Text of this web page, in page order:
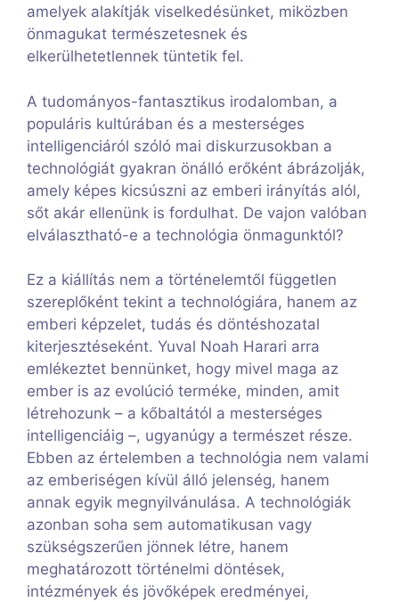
amelyek alakítják viselkedésünket, miközben
önmagukat természetesnek és
elkerülhetetlennek tüntetik fel.
A tudományos-fantasztikus irodalomban, a
populáris kultúrában és a mesterséges
intelligenciáról szóló mai diskurzusokban a
technológiát gyakran önálló erőként ábrázolják,
amely képes kicsúszni az emberi irányítás alól,
sőt akár ellenünk is fordulhat. De vajon valóban
elválasztható-e a technológia önmagunktól?
Ez a kiállítás nem a történelemtől független
szereplőként tekint a technológiára, hanem az
emberi képzelet, tudás és döntéshozatal
kiterjesztéseként. Yuval Noah Harari arra
emlékeztet bennünket, hogy mivel maga az
ember is az evolúció terméke, minden, amit
létrehozunk – a kőbaltától a mesterséges
intelligenciáig –, ugyanúgy a természet része.
Ebben az értelemben a technológia nem valami
az emberiségen kívül álló jelenség, hanem
annak egyik megnyilvánulása. A technológiák
azonban soha sem automatikusan vagy
szükségszerűen jönnek létre, hanem
meghatározott történelmi döntések,
intézmények és jövőképek eredményei,